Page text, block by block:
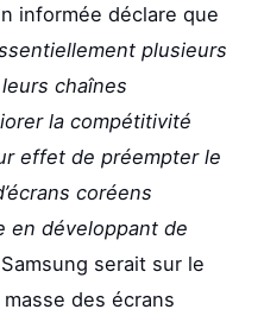
informée déclare que
plusieurs
chaînes
la compétitivité
effet de préempter le
coréens
en développant de
serait sur le
des écrans